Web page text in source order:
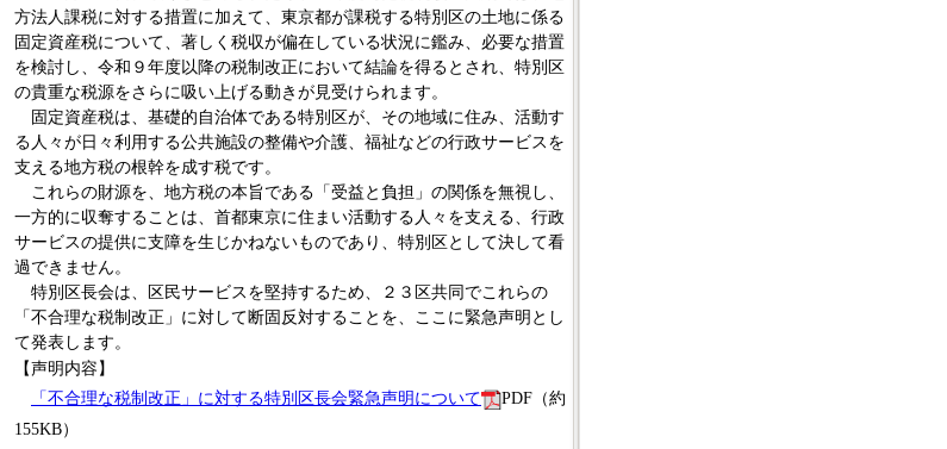
方法人課税に対する措置に加えて、東京都が課税する特別区の土地に係る
固定資産税について、著しく税収が偏在している状況に鑑み、必要な措置
を検討し、令和９年度以降の税制改正において結論を得るとされ、特別区
の貴重な税源をさらに吸い上げる動きが見受けられます。
固定資産税は、基礎的自治体である特別区が、その地域に住み、活動す
る人々が日々利用する公共施設の整備や介護、福祉などの行政サービスを
支える地方税の根幹を成す税です。
これらの財源を、地方税の本旨である「受益と負担」の関係を無視し、
一方的に収奪することは、首都東京に住まい活動する人々を支える、行政
サービスの提供に支障を生じかねないものであり、特別区として決して看
過できません。
特別区長会は、区民サービスを堅持するため、２３区共同でこれらの
「不合理な税制改正」に対して断固反対することを、ここに緊急声明とし
て発表します。
【声明内容】
「不合理な税制改正」に対する特別区長会緊急声明について
PDF（約
155KB）